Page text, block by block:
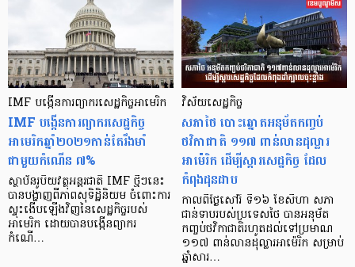
IMF បង្កើនការព្យាករសេដ្ឋកិច្ចអាមេរិក
IMF បង្កើនការព្យាករសេដ្ឋកិច្ច
អាមេរិកឆ្នាំ២០២១កាន់តែរឹងមាំ
ជាមួយកំណើន ៧%
ស្ថាប័នរូបិយវត្ថុអន្តរជាតិ IMF ថ្មីៗនេះ
បានបង្ហាញពីភាពសុទិដ្ឋិនិយម ចំពោះការ
ស្ទុះងើបឡើងវិញនៃសេដ្ឋកិច្ចរបស់
អាមេរិក ដោយបានបង្កើនព្យាករ
កំណើ…
វិស័យសេដ្ឋកិច្ច
សភាថៃ បោះឆ្នោតអនុម័តកញ្ចប់
ថវិកាជាតិ ១១៧ ពាន់លានដុល្លារ
អាម៉េរិក ដើម្បីស្ដារសេដ្ឋកិច្ច ដែល
កំពុងដុនដាប
កាលពីថ្ងៃសៅរ៍ ទី១៦ ខែសីហា សភា
ជាន់ទាបរបស់ប្រទេសថៃ បានអនុម័ត
កញ្ចប់ថវិកាជាតិរហូតដល់ទៅប្រមាណ
១១៧ ពាន់លានដុល្លារអាម៉េរិក សម្រាប់
ឆ្នាំសារ…